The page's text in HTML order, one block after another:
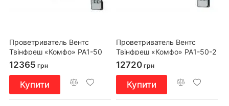
Проветриватель Вентс
Твінфреш «Комфо» РА1-50
12365 грн
Купити
Проветриватель Вентс
Твінфреш «Комфо» РА1-50-2
12720 грн
Купити